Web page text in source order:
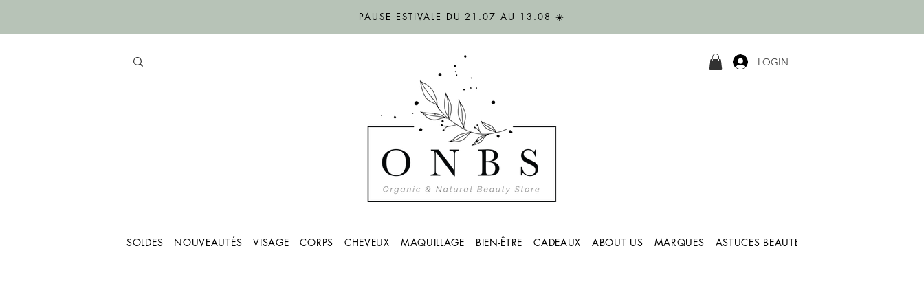
PAUSE ESTIVALE DU 21.07 AU 13.08 ☀️
LOGIN
SOLDES NOUVEAUTÉS VISAGE CORPS CHEVEUX MAQUILLAGE BIEN-ÊTRE CADEAUX ABOUT US MARQUES ASTUCES BEAUTÉ